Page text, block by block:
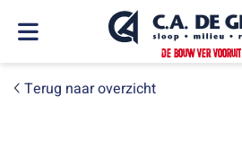
DE BOUW VER VOORUIT
Terug naar overzicht